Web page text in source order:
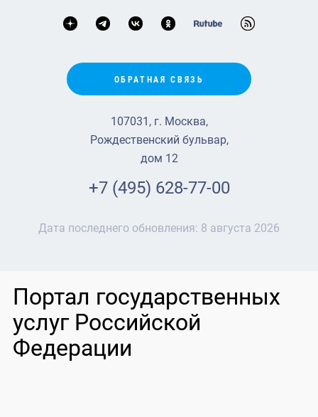
ОБРАТНАЯ СВЯЗЬ
107031, г. Москва,
Рождественский бульвар,
дом 12
+7 (495) 628-77-00
Дата последнего обновления: 8 августа 2026
Портал государственных
услуг Российской
Федерации